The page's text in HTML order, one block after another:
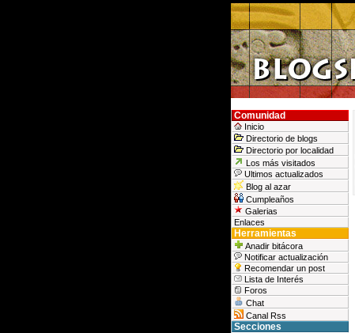
Comunidad
Inicio
Directorio de blogs
Directorio por localidad
Los más visitados
Ultimos actualizados
Blog al azar
Cumpleaños
Galerias
Enlaces
Herramientas
Anadir bitácora
Notificar actualización
Recomendar un post
Lista de Interés
Foros
Chat
Canal Rss
Secciones